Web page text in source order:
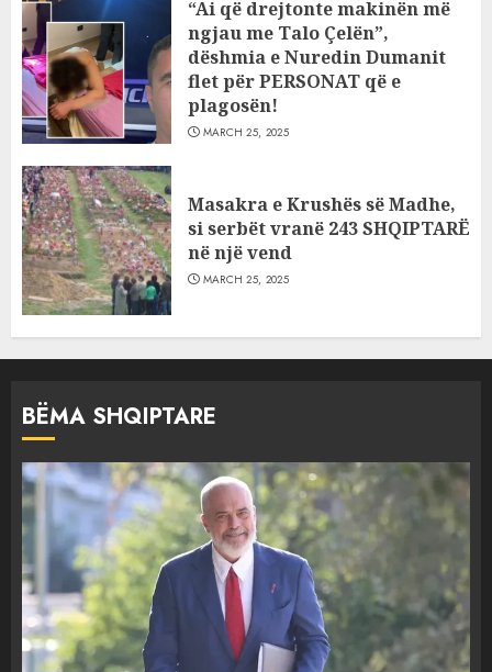
“Ai që drejtonte makinën më
ngjau me Talo Çelën”,
dëshmia e Nuredin Dumanit
flet për PERSONAT që e
plagosën!
MARCH 25, 2025
Masakra e Krushës së Madhe,
si serbët vranë 243 SHQIPTARË
në një vend
MARCH 25, 2025
BËMA SHQIPTARE